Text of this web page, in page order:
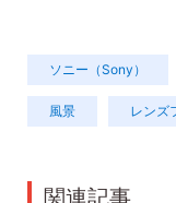
ソニー（Sony）
風景 レンズ